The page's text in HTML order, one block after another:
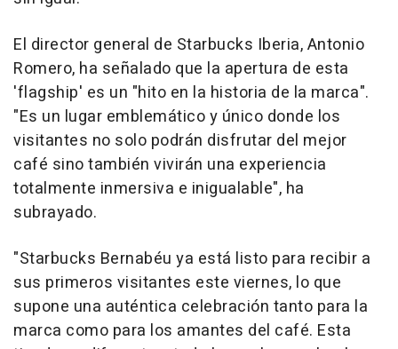
El director general de Starbucks Iberia, Antonio
Romero, ha señalado que la apertura de esta
'flagship' es un "hito en la historia de la marca".
"Es un lugar emblemático y único donde los
visitantes no solo podrán disfrutar del mejor
café sino también vivirán una experiencia
totalmente inmersiva e inigualable", ha
subrayado.
"Starbucks Bernabéu ya está listo para recibir a
sus primeros visitantes este viernes, lo que
supone una auténtica celebración tanto para la
marca como para los amantes del café. Esta